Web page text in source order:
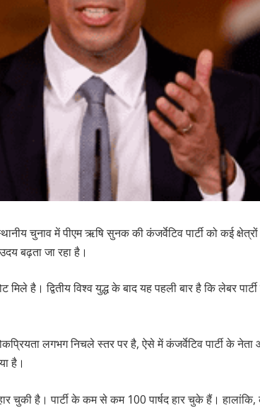
चुनाव में पीएम ऋषि सुनक की कंजर्वेटिव पार्टी को कई
बढ़ता जा रहा है।
मिले है। द्वितीय विश्व युद्ध के बाद यह पहली बार है कि लेबर
लगभग निचले स्तर पर है, ऐसे में कंजर्वेटिव पार्टी के नेता
है।
चुकी है। पार्टी के कम से कम 100 पार्षद हार चुके हैं। हालांकि,